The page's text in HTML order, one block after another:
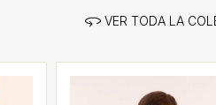
VER TODA LA